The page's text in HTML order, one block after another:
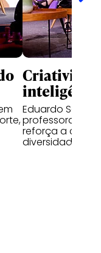
Eduardo Saron,
professora na
reforça a
diversidade